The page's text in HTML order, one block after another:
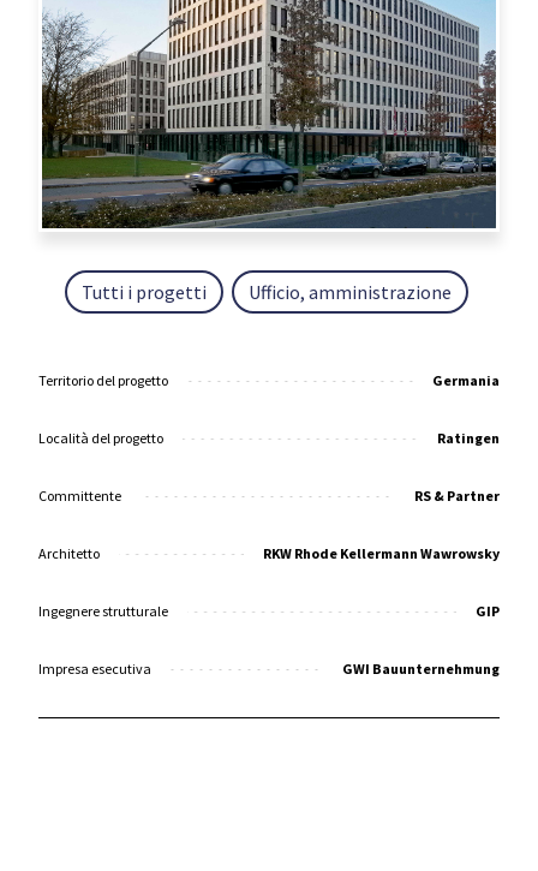
Tutti i progetti Ufficio, amministrazione
Territorio del progetto Germania
Località del progetto Ratingen
Committente RS & Partner
Architetto RKW Rhode Kellermann Wawrowsky
Ingegnere strutturale GIP
Impresa esecutiva GWI Bauunternehmung